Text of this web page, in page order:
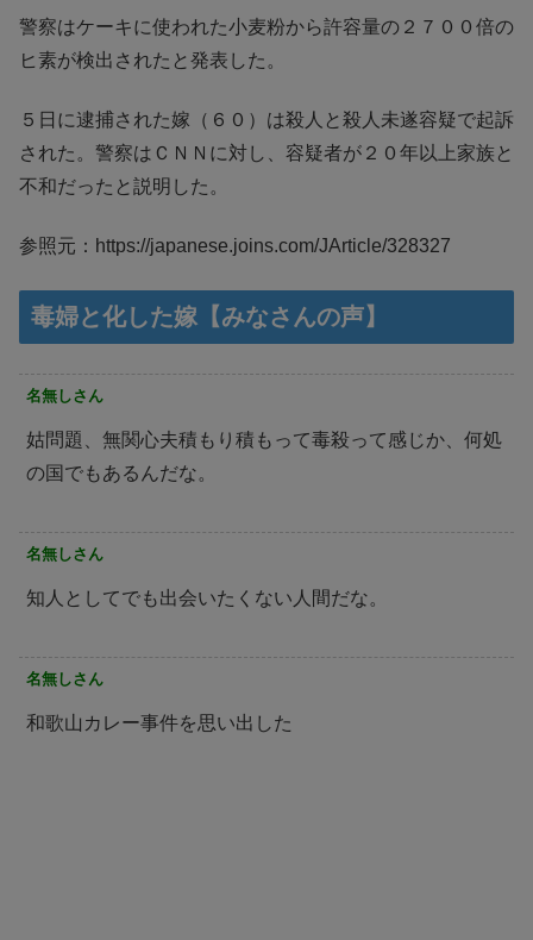
警察はケーキに使われた小麦粉から許容量の２７００倍の
ヒ素が検出されたと発表した。
５日に逮捕された嫁（６０）は殺人と殺人未遂容疑で起訴
された。警察はＣＮＮに対し、容疑者が２０年以上家族と
不和だったと説明した。
参照元：https://japanese.joins.com/JArticle/328327
毒婦と化した嫁【みなさんの声】
名無しさん
姑問題、無関心夫積もり積もって毒殺って感じか、何処
の国でもあるんだな。
名無しさん
知人としてでも出会いたくない人間だな。
名無しさん
和歌山カレー事件を思い出した